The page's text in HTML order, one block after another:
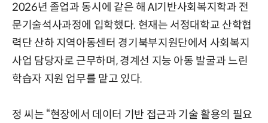
2026년 졸업과 동시에 같은 해 AI기반사회복지학과 전
문기술석사과정에 입학했다. 현재는 서정대학교 산학협
력단 산하 지역아동센터 경기북부지원단에서 사회복지
사업 담당자로 근무하며, 경계선 지능 아동 발굴과 느린
학습자 지원 업무를 맡고 있다.
정 씨는 “현장에서 데이터 기반 접근과 기술 활용의 필요